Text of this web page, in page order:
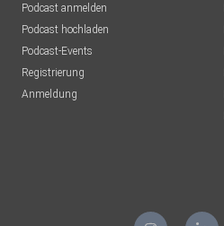
Podcast anmelden
Podcast hochladen
Podcast-Events
Registrierung
Anmeldung